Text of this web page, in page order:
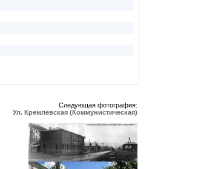
Следующая фотография:
Ул. Кремлёвская (Коммунистическая)